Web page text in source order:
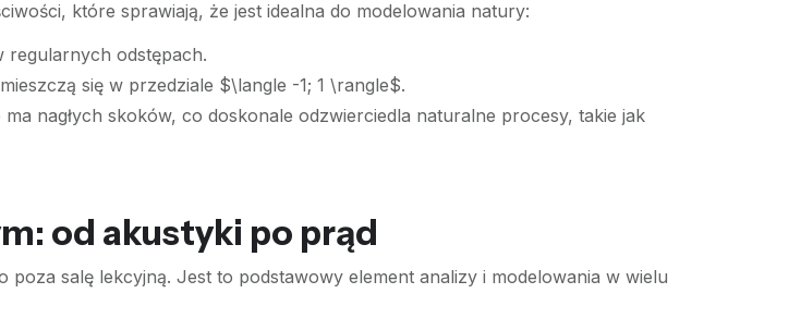
które sprawiają, że jest idealna do modelowania natury:
regularnych odstępach.
się w przedziale $\langle -1; 1 \rangle$.
ma nagłych skoków, co doskonale odzwierciedla naturalne procesy, takie jak
od akustyki po prąd
salę lekcyjną. Jest to podstawowy element analizy i modelowania w wielu